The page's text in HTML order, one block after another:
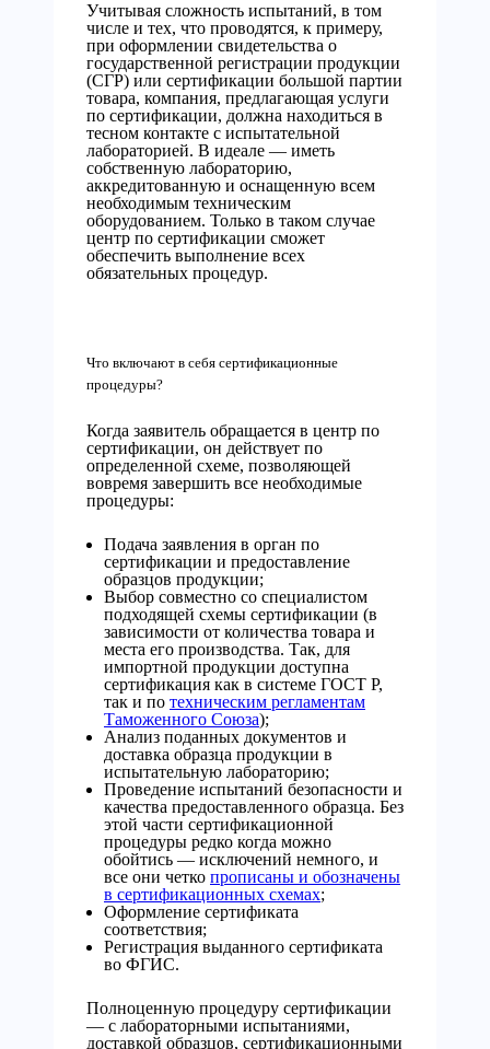
Учитывая сложность испытаний, в том
числе и тех, что проводятся, к примеру,
при оформлении свидетельства о
государственной регистрации продукции
(СГР) или сертификации большой партии
товара, компания, предлагающая услуги
по сертификации, должна находиться в
тесном контакте с испытательной
лабораторией. В идеале — иметь
собственную лабораторию,
аккредитованную и оснащенную всем
необходимым техническим
оборудованием. Только в таком случае
центр по сертификации сможет
обеспечить выполнение всех
обязательных процедур.
Что включают в себя сертификационные
процедуры?
Когда заявитель обращается в центр по
сертификации, он действует по
определенной схеме, позволяющей
вовремя завершить все необходимые
процедуры:
Подача заявления в орган по
сертификации и предоставление
образцов продукции;
Выбор совместно со специалистом
подходящей схемы сертификации (в
зависимости от количества товара и
места его производства. Так, для
импортной продукции доступна
сертификация как в системе ГОСТ Р,
так и по техническим регламентам
Таможенного Союза);
Анализ поданных документов и
доставка образца продукции в
испытательную лабораторию;
Проведение испытаний безопасности и
качества предоставленного образца. Без
этой части сертификационной
процедуры редко когда можно
обойтись — исключений немного, и
все они четко прописаны и обозначены
в сертификационных схемах;
Оформление сертификата
соответствия;
Регистрация выданного сертификата
во ФГИС.
Полноценную процедуру сертификации
— с лабораторными испытаниями,
доставкой образцов, сертификационными